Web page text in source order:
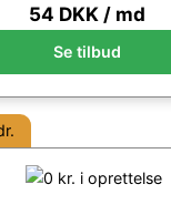
54 DKK / md
Se tilbud